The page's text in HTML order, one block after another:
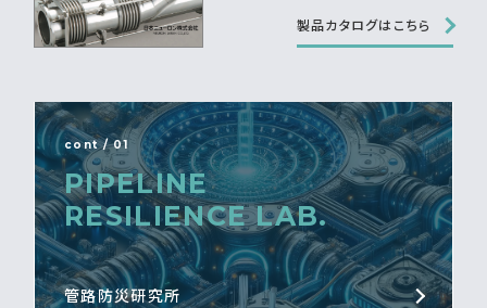
製品カタログはこちら
cont / 01
PIPELINE
RESILIENCE LAB.
管路防災研究所